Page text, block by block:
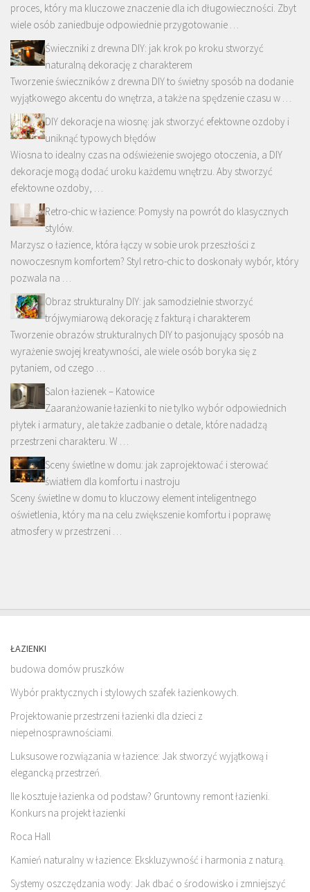
proces, który ma kluczowe znaczenie dla ich długowieczności. Zbyt
wiele osób zaniedbuje odpowiednie przygotowanie …
Świeczniki z drewna DIY: jak krok po kroku stworzyć
naturalną dekorację z charakterem
Tworzenie świeczników z drewna DIY to świetny sposób na dodanie
wyjątkowego akcentu do wnętrza, a także na spędzenie czasu w …
DIY dekoracje na wiosnę: jak stworzyć efektowne ozdoby i
uniknąć typowych błędów
Wiosna to idealny czas na odświeżenie swojego otoczenia, a DIY
dekoracje mogą dodać uroku każdemu wnętrzu. Aby stworzyć
efektowne ozdoby, …
Retro-chic w łazience: Pomysły na powrót do klasycznych
stylów.
Marzysz o łazience, która łączy w sobie urok przeszłości z
nowoczesnym komfortem? Styl retro-chic to doskonały wybór, który
pozwala na …
Obraz strukturalny DIY: jak samodzielnie stworzyć
trójwymiarową dekorację z fakturą i charakterem
Tworzenie obrazów strukturalnych DIY to pasjonujący sposób na
wyrażenie swojej kreatywności, ale wiele osób boryka się z
pytaniem, od czego …
Salon łazienek – Katowice
Zaaranżowanie łazienki to nie tylko wybór odpowiednich
płytek i armatury, ale także zadbanie o detale, które nadadzą
przestrzeni charakteru. W …
Sceny świetlne w domu: jak zaprojektować i sterować
światłem dla komfortu i nastroju
Sceny świetlne w domu to kluczowy element inteligentnego
oświetlenia, który ma na celu zwiększenie komfortu i poprawę
atmosfery w przestrzeni …
ŁAZIENKI
budowa domów pruszków
Wybór praktycznych i stylowych szafek łazienkowych.
Projektowanie przestrzeni łazienki dla dzieci z
niepełnosprawnościami.
Luksusowe rozwiązania w łazience: Jak stworzyć wyjątkową i
elegancką przestrzeń.
Ile kosztuje łazienka od podstaw? Gruntowny remont łazienki.
Konkurs na projekt łazienki
Roca Hall
Kamień naturalny w łazience: Ekskluzywność i harmonia z naturą.
Systemy oszczędzania wody: Jak dbać o środowisko i zmniejszyć